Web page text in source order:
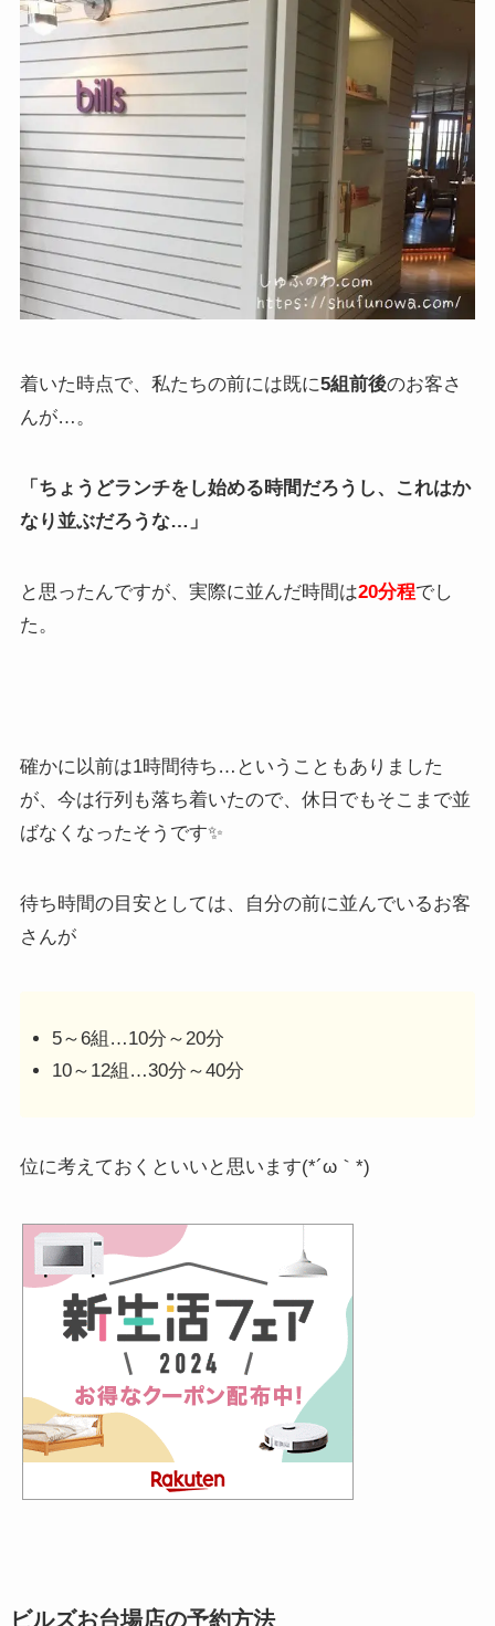
着いた時点で、私たちの前には既に5組前後のお客さ
んが…。
「ちょうどランチをし始める時間だろうし、これはか
なり並ぶだろうな…」
と思ったんですが、実際に並んだ時間は20分程でし
た。
確かに以前は1時間待ち…ということもありました
が、今は行列も落ち着いたので、休日でもそこまで並
ばなくなったそうです✨
待ち時間の目安としては、自分の前に並んでいるお客
さんが
5～6組…10分～20分
10～12組…30分～40分
位に考えておくといいと思います(*´ω｀*)
ビルズお台場店の予約方法